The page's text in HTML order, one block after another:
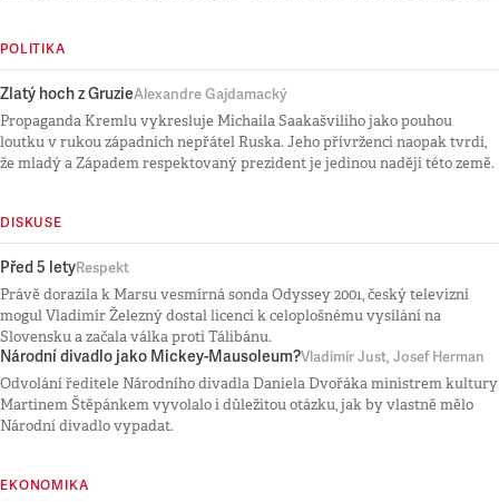
POLITIKA
Zlatý hoch z GruzieAlexandre Gajdamacký
Propaganda Kremlu vykresluje Michaila Saakašviliho jako pouhou
loutku v rukou západních nepřátel Ruska. Jeho přívrženci naopak tvrdí,
že mladý a Západem respektovaný prezident je jedinou nadějí této země.
DISKUSE
Před 5 letyRespekt
Právě dorazila k Marsu vesmírná sonda Odyssey 2001, český televizní
mogul Vladimír Železný dostal licenci k celoplošnému vysílání na
Slovensku a začala válka proti Tálibánu.
Národní divadlo jako Mickey-Mausoleum?Vladimír Just, Josef Herman
Odvolání ředitele Národního divadla Daniela Dvořáka ministrem kultury
Martinem Štěpánkem vyvolalo i důležitou otázku, jak by vlastně mělo
Národní divadlo vypadat.
EKONOMIKA